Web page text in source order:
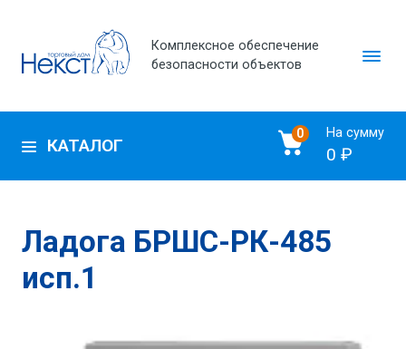
Комплексное обеспечение
безопасности объектов
КАТАЛОГ
0 На сумму
0 ₽
Ладога БРШС-РК-485
исп.1